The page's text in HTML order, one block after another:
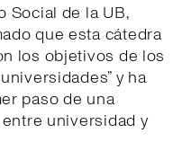
Social de la UB,
que esta cátedra
los objetivos de los
y ha
paso de una
universidad y